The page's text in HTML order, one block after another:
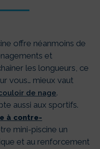
offre néanmoins de
et
les longueurs, ce
vous… mieux vaut
de nage.
aussi aux sportifs.
à contre-
mini-piscine un
et au renforcement